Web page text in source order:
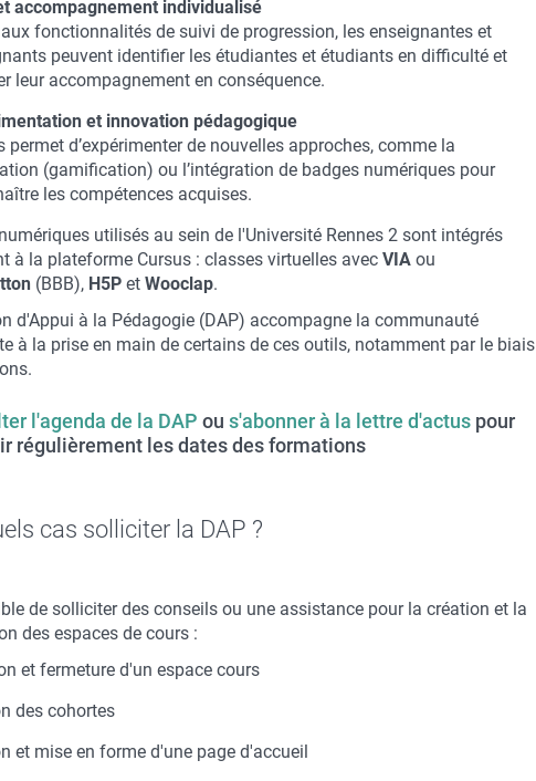
accompagnement individualisé
aux fonctionnalités de suivi de progression, les enseignantes et
peuvent identifier les étudiantes et étudiants en difficulté et
leur accompagnement en conséquence.
et innovation pédagogique
permet d’expérimenter de nouvelles approches, comme la
(gamification) ou l’intégration de badges numériques pour
les compétences acquises.
utilisés au sein de l'Université Rennes 2 sont intégrés
à la plateforme Cursus : classes virtuelles avec VIA ou
(BBB), H5P et Wooclap.
d'Appui à la Pédagogie (DAP) accompagne la communauté
à la prise en main de certains de ces outils, notamment par le biais
l'agenda de la DAP ou s'abonner à la lettre d'actus pour
régulièrement les dates des formations
cas solliciter la DAP ?
de solliciter des conseils ou une assistance pour la création et la
des espaces de cours :
et fermeture d'un espace cours
des cohortes
et mise en forme d'une page d'accueil